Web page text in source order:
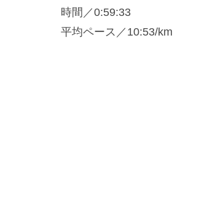
時間／0:59:33
平均ペース／10:53/km